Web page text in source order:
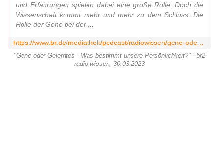
und Erfahrungen spielen dabei eine große Rolle. Doch die
Wissenschaft kommt mehr und mehr zu dem Schluss: Die
Rolle der Gene bei der ...
"Gene oder Gelerntes - Was bestimmt unsere Persönlichkeit?" - br2
radio wissen, 30.03.2023